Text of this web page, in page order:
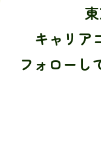
キャリア
フォローし